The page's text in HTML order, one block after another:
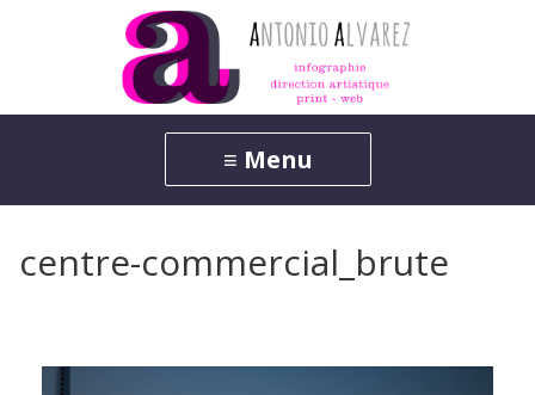
centre-commercial_brute